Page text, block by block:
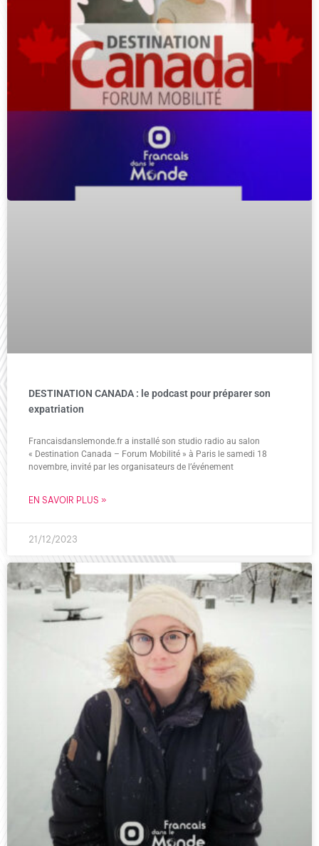
DESTINATION CANADA : le podcast pour préparer son
expatriation
Francaisdanslemonde.fr a installé son studio radio au salon
« Destination Canada – Forum Mobilité » à Paris le samedi 18
novembre, invité par les organisateurs de l’événement
EN SAVOIR PLUS »
21/12/2023